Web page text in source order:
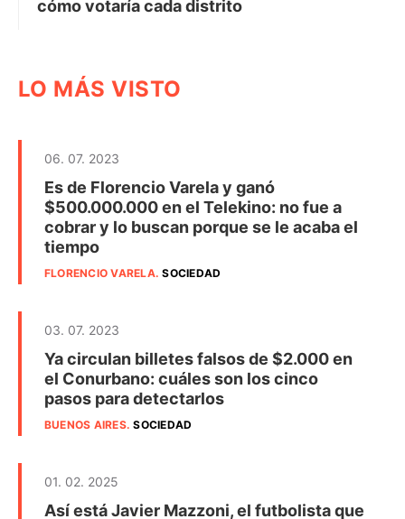
cómo votaría cada distrito
LO MÁS VISTO
06. 07. 2023
Es de Florencio Varela y ganó
$500.000.000 en el Telekino: no fue a
cobrar y lo buscan porque se le acaba el
tiempo
FLORENCIO VARELA.SOCIEDAD
03. 07. 2023
Ya circulan billetes falsos de $2.000 en
el Conurbano: cuáles son los cinco
pasos para detectarlos
BUENOS AIRES.SOCIEDAD
01. 02. 2025
Así está Javier Mazzoni, el futbolista que